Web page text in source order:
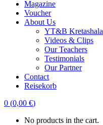
Magazine
Voucher
About Us
YT&B Kretashala
Videos & Clips
Our Teachers
Testimonials
Our Partner
Contact
Reisekorb
0 (0,00 €)
No products in the cart.